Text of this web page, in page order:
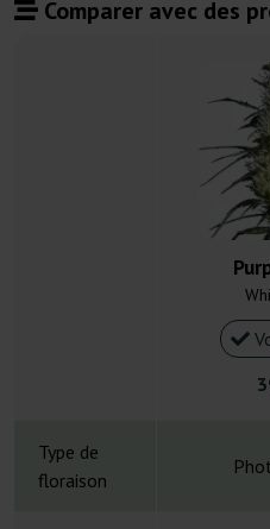
Comparer avec des
Type de
floraison